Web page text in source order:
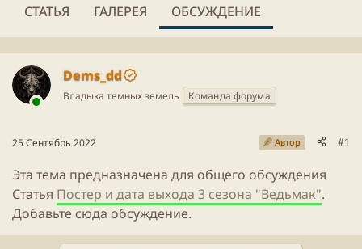
т
м
ы
а
а
л
а
о
т
р
ы
СТАТЬЯ ГАЛЕРЕЯ ОБСУЖДЕНИЕ
Dems_dd
Владыка темных земель Команда форума
25 Сентябрь 2022 Автор #1
Эта тема предназначена для общего обсуждения
Статья Постер и дата выхода 3 сезона "Ведьмак".
Добавьте сюда обсуждение.